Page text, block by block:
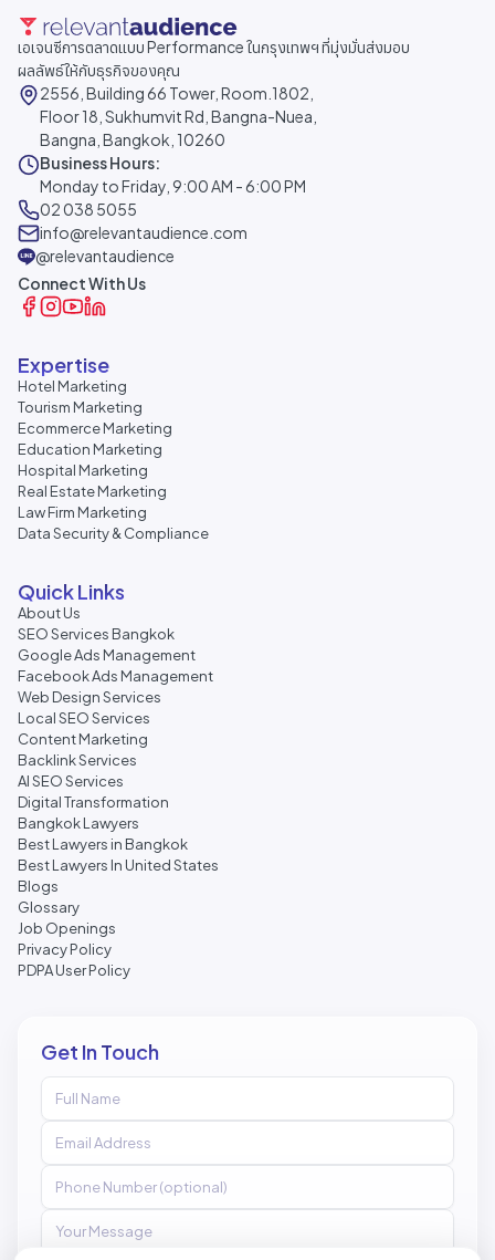
เอเจนซีการตลาดแบบ Performance ในกรุงเทพฯ ที่มุ่งมั่นส่งมอบ
ผลลัพธ์ให้กับธุรกิจของคุณ
2556, Building 66 Tower, Room.1802,
Floor 18, Sukhumvit Rd, Bangna-Nuea,
Bangna, Bangkok, 10260
Business Hours:
Monday to Friday, 9:00 AM - 6:00 PM
02 038 5055
info@relevantaudience.com
@relevantaudience
Connect With Us
Expertise
Hotel Marketing
Tourism Marketing
Ecommerce Marketing
Education Marketing
Hospital Marketing
Real Estate Marketing
Law Firm Marketing
Data Security & Compliance
Quick Links
About Us
SEO Services Bangkok
Google Ads Management
Facebook Ads Management
Web Design Services
Local SEO Services
Content Marketing
Backlink Services
AI SEO Services
Digital Transformation
Bangkok Lawyers
Best Lawyers in Bangkok
Best Lawyers In United States
Blogs
Glossary
Job Openings
Privacy Policy
PDPA User Policy
Get In Touch